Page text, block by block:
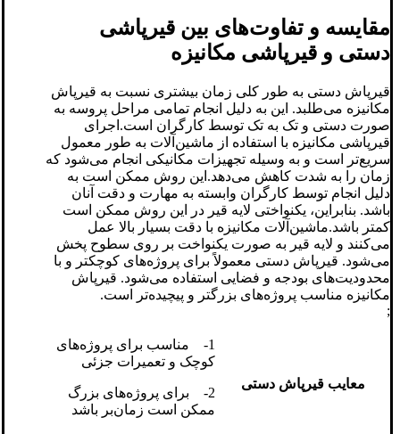
مقایسه و تفاوت‌های بین قیرپاشی
دستی و قیرپاشی مکانیزه
قیرپاش دستی به طور کلی زمان بیشتری نسبت به قیرپاش
مکانیزه می‌طلبد. این به دلیل انجام تمامی مراحل پروسه به
صورت دستی و تک به تک توسط کارگران است.اجرای
قیرپاشی مکانیزه با استفاده از ماشین‌آلات به طور معمول
سریع‌تر است و به وسیله تجهیزات مکانیکی انجام می‌شود که
زمان را به شدت کاهش می‌دهد.این روش ممکن است به
دلیل انجام توسط کارگران وابسته به مهارت و دقت آنان
باشد. بنابراین، یکنواختی لایه قیر در این روش ممکن است
کمتر باشد.ماشین‌آلات مکانیزه با دقت بسیار بالا عمل
می‌کنند و لایه قیر به صورت یکنواخت بر روی سطوح پخش
می‌شود. قیرپاش دستی معمولاً برای پروژه‌های کوچکتر و با
محدودیت‌های بودجه و فضایی استفاده می‌شود. قیرپاش
مکانیزه مناسب پروژه‌های بزرگتر و پیچیده‌تر است.
;
معایب قیرپاش دستی
1- مناسب برای پروژه‌های
کوچک و تعمیرات جزئی
2- برای پروژه‌های بزرگ
ممکن است زمان‌بر باشد